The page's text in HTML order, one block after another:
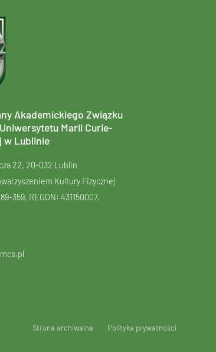
Akademickiego Związku
Marii Curie-
w Lublinie
22, 20-032 Lublin
Kultury Fizycznej
359, REGON: 431150007,
Strona archiwalna Polityka prywatności